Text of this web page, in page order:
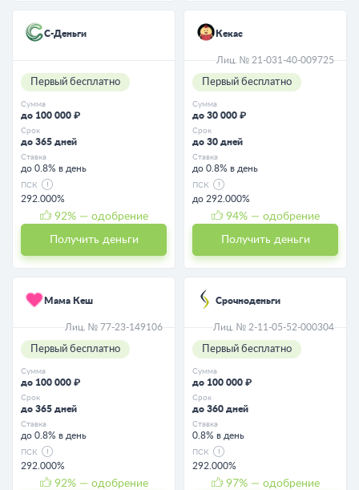
С-Деньги
Первый бесплатно
Сумма
до 100 000 ₽
Срок
до 365 дней
Ставка
до 0.8% в день
ПСК
292.000%
92% — одобрение
Получить деньги
Кекас
Лиц. № 21-031-40-009725
Первый бесплатно
Сумма
до 30 000 ₽
Срок
до 30 дней
Ставка
до 0.8% в день
ПСК
до 292.000%
94% — одобрение
Получить деньги
Мама Кеш
Лиц. № 77-23-149106
Первый бесплатно
Сумма
до 100 000 ₽
Срок
до 365 дней
Ставка
до 0.8% в день
ПСК
292.000%
92% — одобрение
Срочноденьги
Лиц. № 2-11-05-52-000304
Первый бесплатно
Сумма
до 100 000 ₽
Срок
до 360 дней
Ставка
0.8% в день
ПСК
292.000%
97% — одобрение